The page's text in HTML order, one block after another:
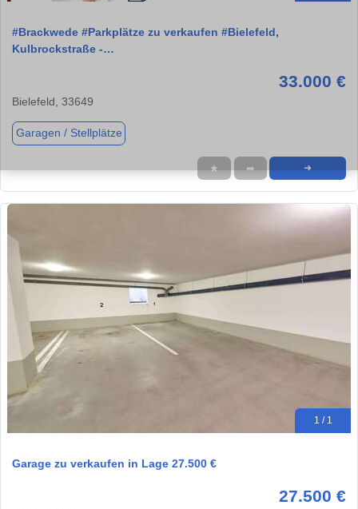
#Brackwede #Parkplätze zu verkaufen #Bielefeld,
Kulbrockstraße -…
33.000 €
Bielefeld, 33649
Garagen / Stellplätze
★ ➦ ➜
1 / 1
Garage zu verkaufen in Lage 27.500 €
27.500 €